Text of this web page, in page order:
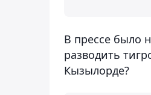
В прессе было
разводить
Кызылорде?